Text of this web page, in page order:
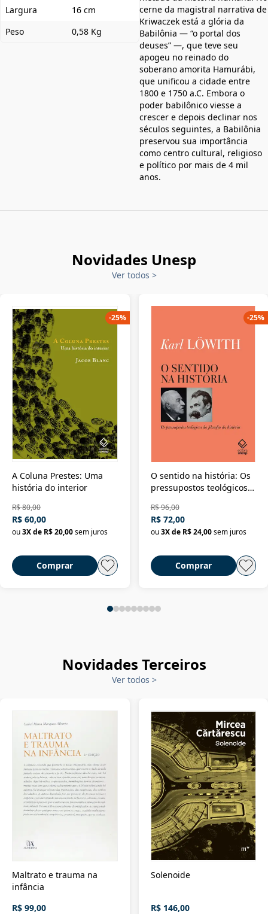
Largura
16 cm
Peso
0,58 Kg
cerne da magistral narrativa de
Kriwaczek está a glória da
Babilônia — “o portal dos
deuses” —, que teve seu
apogeu no reinado do
soberano amorita Hamurábi,
que unificou a cidade entre
1800 e 1750 a.C. Embora o
poder babilônico viesse a
crescer e depois declinar nos
séculos seguintes, a Babilônia
preservou sua importância
como centro cultural, religioso
e político por mais de 4 mil
anos.
Novidades Unesp
Ver todos >
A Coluna Prestes: Uma
história do interior
R$ 80,00
R$ 60,00
ou3X de R$ 20,00sem juros
Comprar
-25%
O sentido na história: Os
pressupostos teológicos
R$ 96,00
R$ 72,00
ou 3X de R$ 24,00 sem juros
Comprar
-25%
Novidades Terceiros
Ver todos >
Maltrato e trauma na
infância
R$ 99,00
Solenoide
R$ 146,00